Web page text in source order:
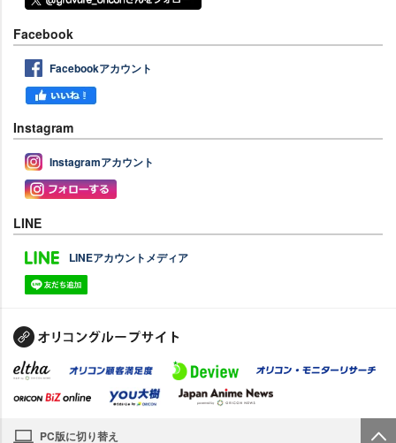
Facebook
Facebookアカウント
Instagram
Instagramアカウント
LINE
LINEアカウントメディア
PC版に切り替え